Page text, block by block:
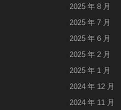
2025 年 8 月
2025 年 7 月
2025 年 6 月
2025 年 2 月
2025 年 1 月
2024 年 12 月
2024 年 11 月